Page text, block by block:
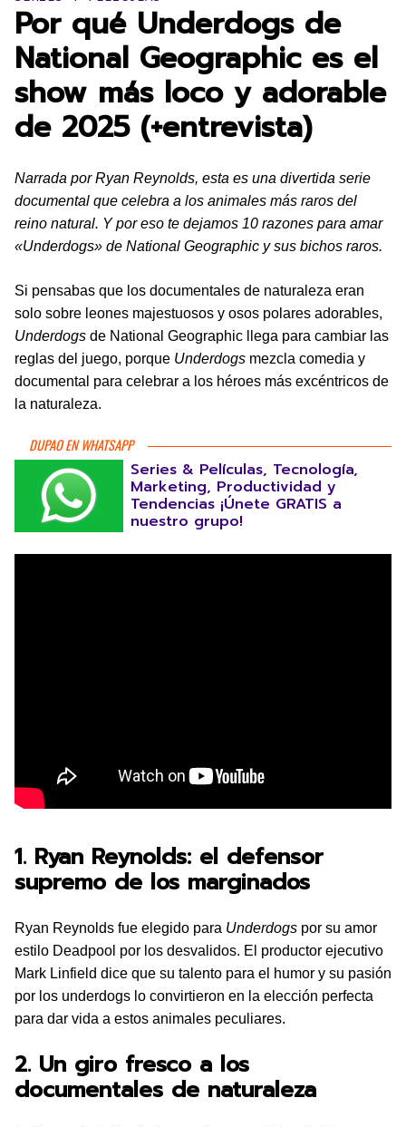
Por qué Underdogs de
National Geographic es el
show más loco y adorable
de 2025 (+entrevista)
Narrada por Ryan Reynolds, esta es una divertida serie
documental que celebra a los animales más raros del
reino natural. Y por eso te dejamos 10 razones para amar
«Underdogs» de National Geographic y sus bichos raros.
Si pensabas que los documentales de naturaleza eran
solo sobre leones majestuosos y osos polares adorables,
Underdogs de National Geographic llega para cambiar las
reglas del juego, porque Underdogs mezcla comedia y
documental para celebrar a los héroes más excéntricos de
la naturaleza.
DUPAO EN WHATSAPP
Series & Películas, Tecnología,
Marketing, Productividad y
Tendencias ¡Únete GRATIS a
nuestro grupo!
1. Ryan Reynolds: el defensor
supremo de los marginados
Ryan Reynolds fue elegido para Underdogs por su amor
estilo Deadpool por los desvalidos. El productor ejecutivo
Mark Linfield dice que su talento para el humor y su pasión
por los underdogs lo convirtieron en la elección perfecta
para dar vida a estos animales peculiares.
2. Un giro fresco a los
documentales de naturaleza